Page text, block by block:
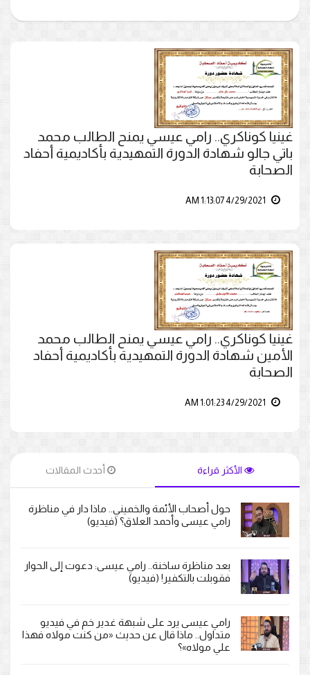
غينيا كوناكري.. رامي عيسي يمنح الطالب محمد
باتي جالو شهادة الدورة التمهيدية بأكاديمية أحفاد
الصحابة
غينيا كوناكري.. رامي عيسي يمنح الطالب محمد
الأمين شهادة الدورة التمهيدية بأكاديمية أحفاد
الصحابة
الأكثر قراءة أحدث المقالات
حول أصحاب الأئمة والخميني.. ماذا دار في مناظرة
رامي عيسى وأحمد العلاق؟ (فيديو)
بعد مناظرة ساخنة.. رامي عيسى: دعوت إلى الحوار
فقوبلت بالتكفير! (فيديو)
رامي عيسى يرد على شبهة غدير خم في فيديو
متداول.. ماذا قال عن حديث «من كنت مولاه فهذا
علي مولاه»؟